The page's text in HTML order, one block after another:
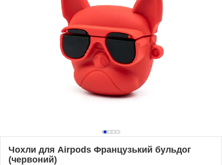
Чохли для Airpods Французький бульдог
(червоний)